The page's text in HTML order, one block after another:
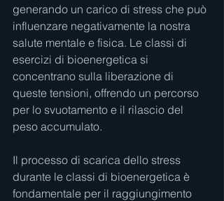
generando un carico di stress che può
influenzare negativamente la nostra
salute mentale e fisica. Le classi di
esercizi di bioenergetica si
concentrano sulla liberazione di
queste tensioni, offrendo un percorso
per lo svuotamento e il rilascio del
peso accumulato.
Il processo di scarica dello stress
durante le classi di bioenergetica è
fondamentale per il raggiungimento